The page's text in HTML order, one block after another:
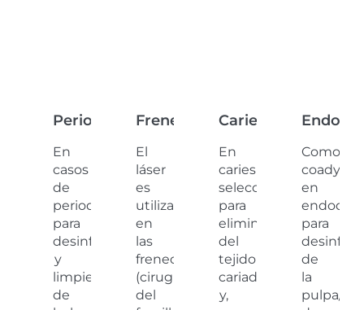
Periodoncias
En
casos
de
periodoncia
para
desinfección
y
limpieza
de
Frenectomías​
El
láser
es
utilizado
en
las
frenectomías
(cirugía
del
Caries
En
caries
seleccionadas
para
eliminación
del
tejido
cariado
y,
Como
en
para
de
la
pulpa/